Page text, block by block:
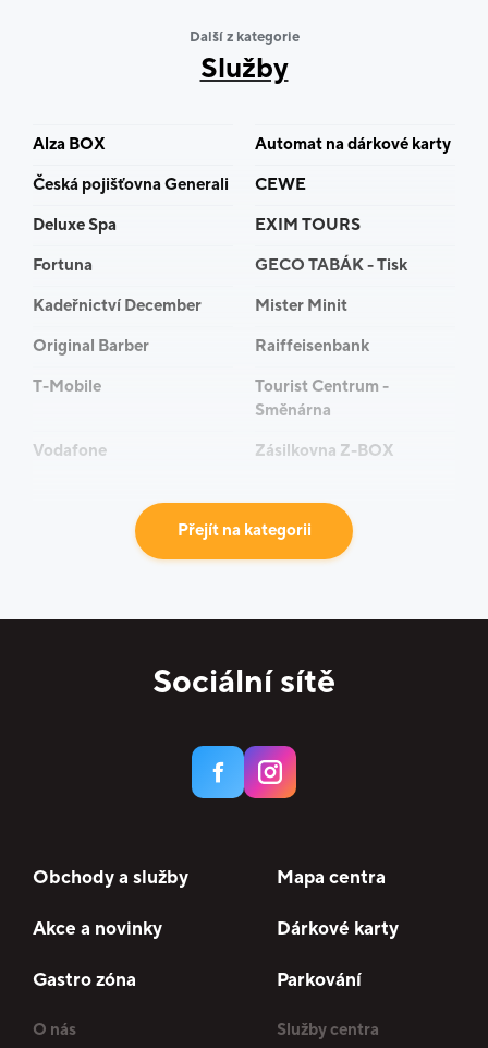
Další z kategorie
Služby
Alza BOX
Automat na dárkové karty
Česká pojišťovna Generali
CEWE
Deluxe Spa
EXIM TOURS
Fortuna
GECO TABÁK - Tisk
Kadeřnictví December
Mister Minit
Original Barber
Raiffeisenbank
T-Mobile
Tourist Centrum -
Směnárna
Vodafone
Zásilkovna Z-BOX
Přejít na kategorii
Sociální sítě
Obchody a služby Mapa centra
Akce a novinky Dárkové karty
Gastro zóna Parkování
O nás Služby centra